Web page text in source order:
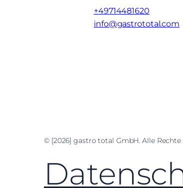
+49714481620
info@gastrototal.com
© [2026] gastro total GmbH. Alle Rechte